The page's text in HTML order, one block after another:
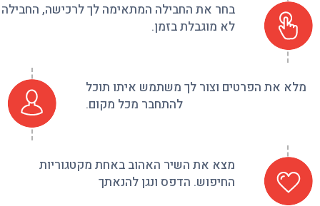
בחר את החבילה המתאימה לך לרכישה, החבילה
לא מוגבלת בזמן.
הפרטים וצור לך משתמש איתו תוכל
להתחבר מכל מקום.
מצא את השיר האהוב באחת מקטגוריות
החיפוש. הדפס ונגן להנאתך